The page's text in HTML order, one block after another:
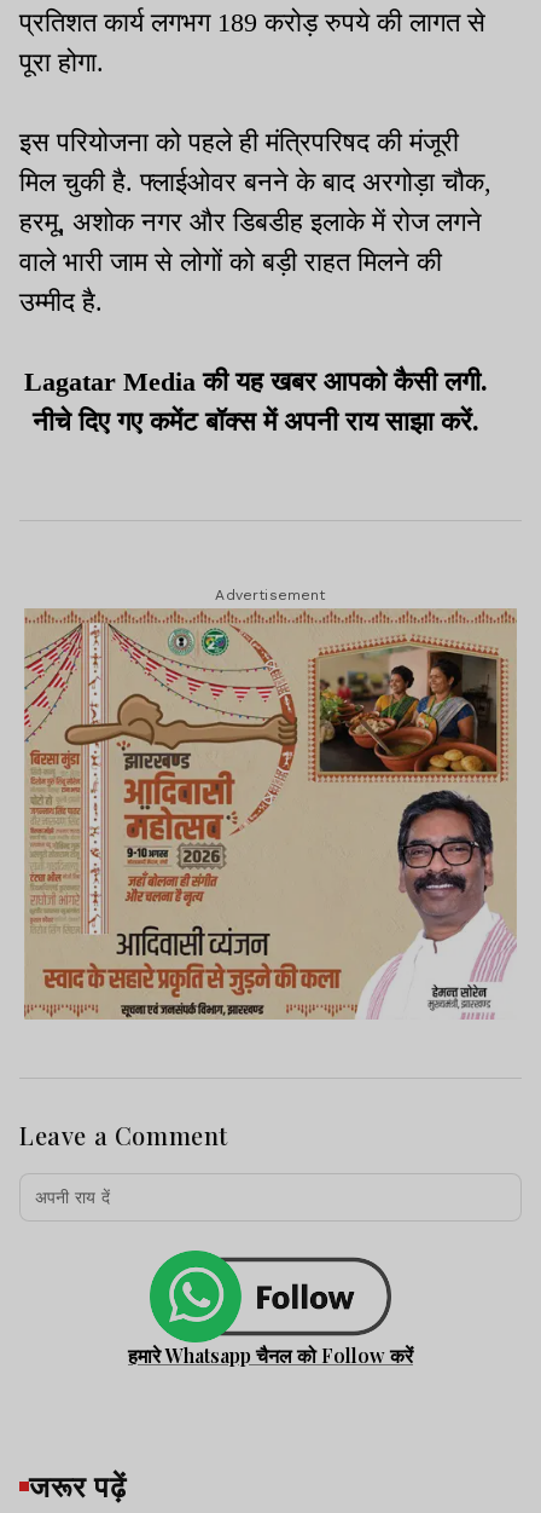
प्रतिशत कार्य लगभग 189 करोड़ रुपये की लागत से
पूरा होगा.
इस परियोजना को पहले ही मंत्रिपरिषद की मंजूरी
मिल चुकी है. फ्लाईओवर बनने के बाद अरगोड़ा चौक,
हरमू, अशोक नगर और डिबडीह इलाके में रोज लगने
वाले भारी जाम से लोगों को बड़ी राहत मिलने की
उम्मीद है.
Lagatar Media की यह खबर आपको कैसी लगी.
नीचे दिए गए कमेंट बॉक्स में अपनी राय साझा करें.
Advertisement
Leave a Comment
हमारे Whatsapp चैनल को Follow करें
जरूर पढ़ें